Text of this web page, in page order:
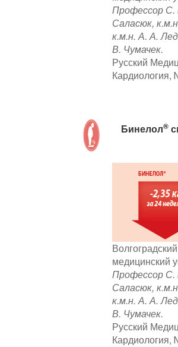
Профессор С.
Саласюк,
к.м.н. А. А.
В. Чумачек.
Русский
Кардиология,
Бинелол®
медицинский
Профессор С.
Саласюк,
к.м.н. А. А.
В. Чумачек.
Русский
Кардиология,